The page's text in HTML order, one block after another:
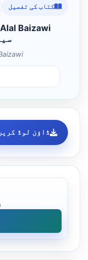
کتاب کی تفصیل
ڈاؤن لوڈ